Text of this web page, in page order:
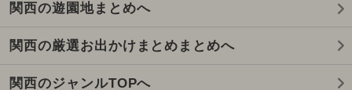
関西の遊園地まとめへ
関西の厳選お出かけまとめまとめへ
関西のジャンルTOPへ